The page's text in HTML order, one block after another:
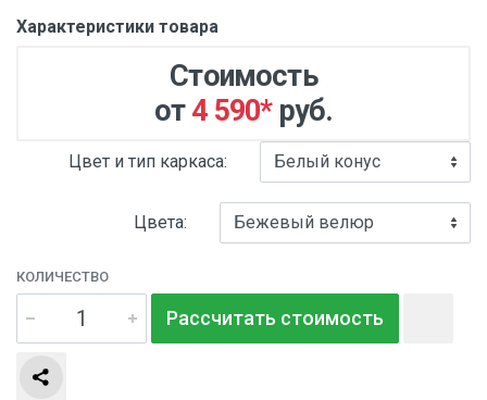
Характеристики товара
Стоимость
от4 590*руб.
Цвет и тип каркаса:
Цвета:
КОЛИЧЕСТВО
Рассчитать стоимость